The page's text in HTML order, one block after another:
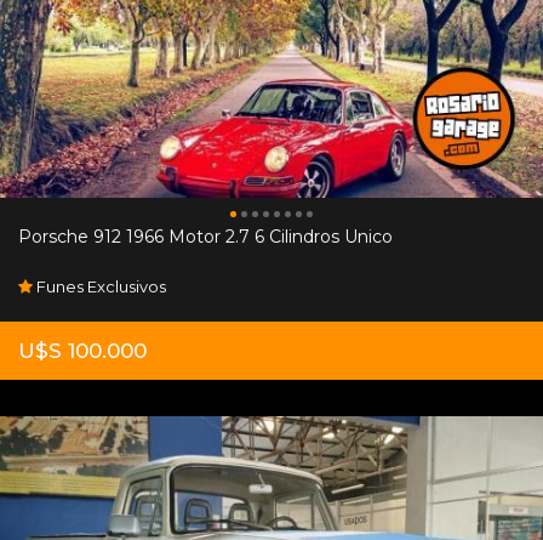
Porsche 912 1966 Motor 2.7 6 Cilindros Unico
Funes Exclusivos
U$S 100.000